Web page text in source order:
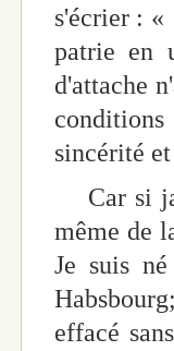
s'écrier : «
patrie en
d'attache
conditions
sincérité
Car si
même de
Je suis
effacé